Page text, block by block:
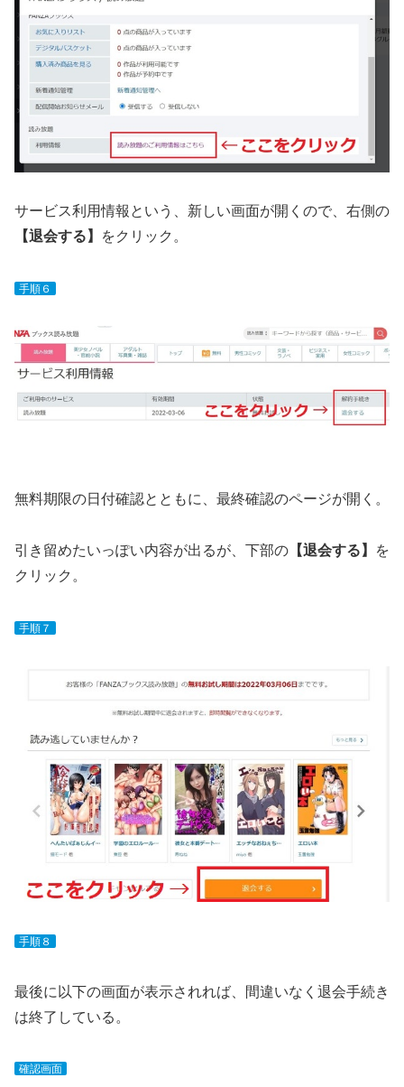
サービス利用情報という、新しい画面が開くので、右側の
【退会する】
をクリック。
手順６
無料期限の日付確認とともに、最終確認のページが開く。
引き留めたいっぽい内容が出るが、下部の 【退会する】
を
クリック。
手順７
手順８
最後に以下の画面が表示されれば、間違いなく退会手続き
は終了している。
確認画面